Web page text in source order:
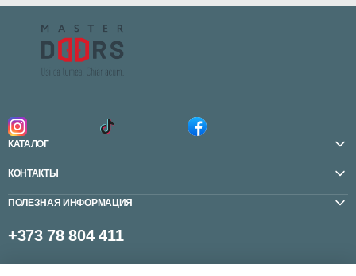
КАТАЛОГ
КОНТАКТЫ
ПОЛЕЗНАЯ ИНФОРМАЦИЯ
+373 78 804 411